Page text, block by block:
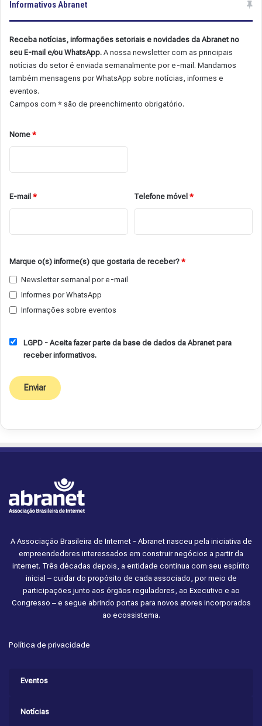
Informativos Abranet
Receba notícias, informações setoriais e novidades da Abranet no
seu E-mail e/ou WhatsApp. A nossa newsletter com as principais
notícias do setor é enviada semanalmente por e-mail. Mandamos
também mensagens por WhatsApp sobre notícias, informes e
eventos.
Campos com * são de preenchimento obrigatório.
Nome *
E-mail * Telefone móvel*
Marque o(s) informe(s) que gostaria de receber? *
Newsletter semanal por e-mail
Informes por WhatsApp
Informações sobre eventos
LGPD - Aceita fazer parte da base de dados da Abranet para
receber informativos.
A Associação Brasileira de Internet - Abranet nasceu pela iniciativa de
empreendedores interessados em construir negócios a partir da
internet. Três décadas depois, a entidade continua com seu espírito
inicial – cuidar do propósito de cada associado, por meio de
participações junto aos órgãos reguladores, ao Executivo e ao
Congresso – e segue abrindo portas para novos atores incorporados
ao ecossistema.
Política de privacidade
Eventos
Notícias